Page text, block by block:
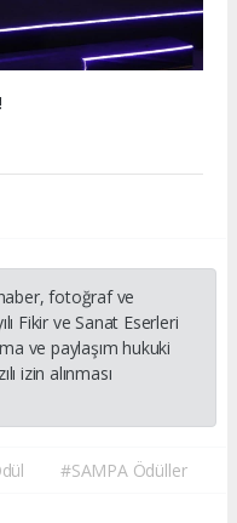
fotoğraf ve
Fikir ve Sanat Eserleri
ve paylaşım hukuki
izin alınması
#SAMPA Ödüller